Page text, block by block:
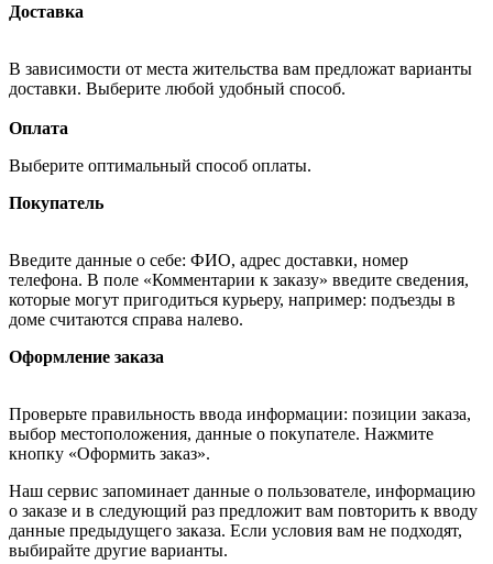
Доставка
В зависимости от места жительства вам предложат варианты
доставки. Выберите любой удобный способ.
Оплата
Выберите оптимальный способ оплаты.
Покупатель
Введите данные о себе: ФИО, адрес доставки, номер
телефона. В поле «Комментарии к заказу» введите сведения,
которые могут пригодиться курьеру, например: подъезды в
доме считаются справа налево.
Оформление заказа
Проверьте правильность ввода информации: позиции заказа,
выбор местоположения, данные о покупателе. Нажмите
кнопку «Оформить заказ».
Наш сервис запоминает данные о пользователе, информацию
о заказе и в следующий раз предложит вам повторить к вводу
данные предыдущего заказа. Если условия вам не подходят,
выбирайте другие варианты.